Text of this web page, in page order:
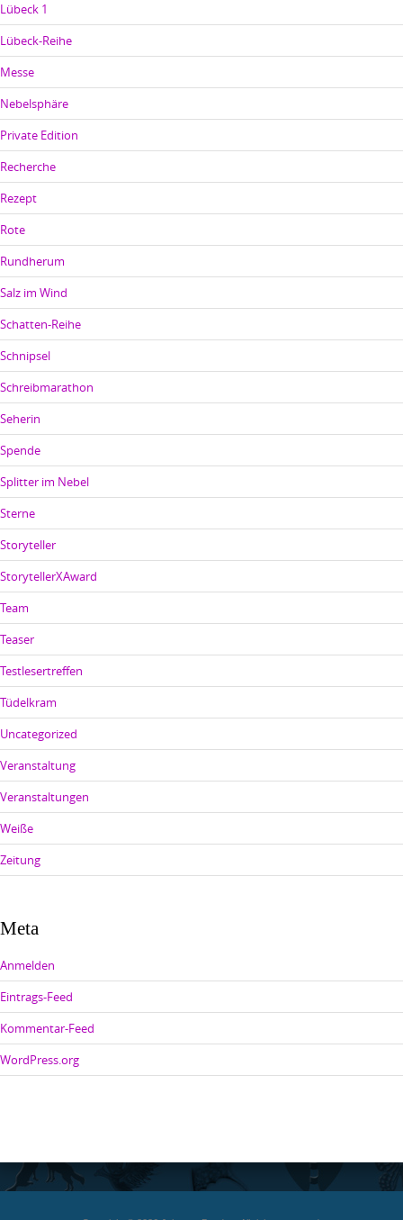
Lübeck 1
Lübeck-Reihe
Messe
Nebelsphäre
Private Edition
Recherche
Rezept
Rote
Rundherum
Salz im Wind
Schatten-Reihe
Schnipsel
Schreibmarathon
Seherin
Spende
Splitter im Nebel
Sterne
Storyteller
StorytellerXAward
Team
Teaser
Testlesertreffen
Tüdelkram
Uncategorized
Veranstaltung
Veranstaltungen
Weiße
Zeitung
Meta
Anmelden
Eintrags-Feed
Kommentar-Feed
WordPress.org